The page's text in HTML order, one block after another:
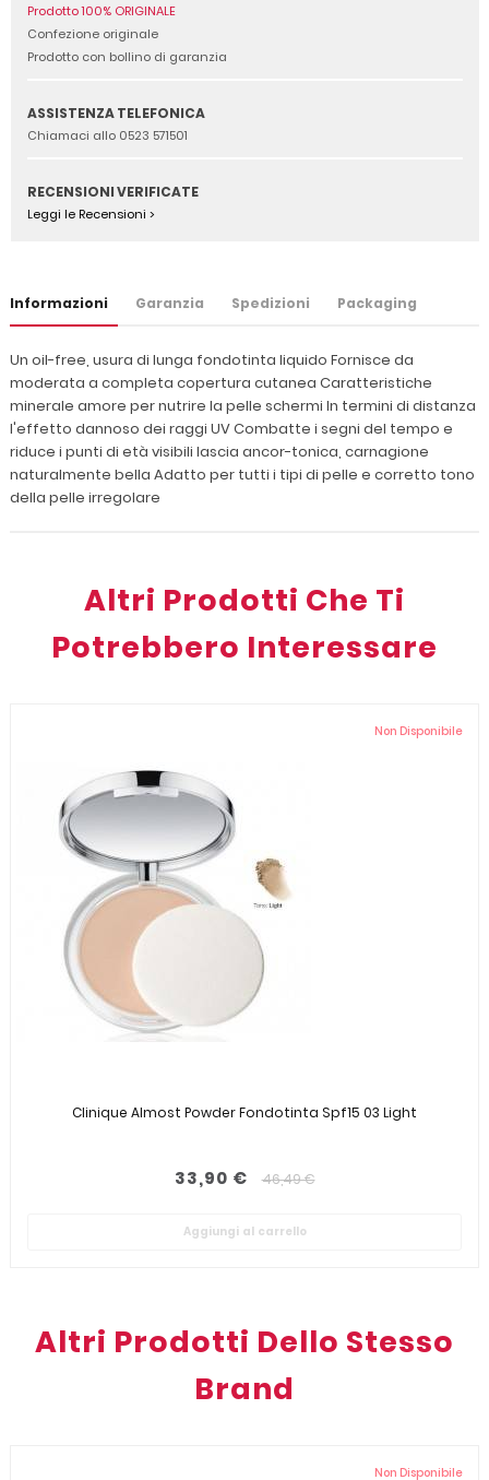
Prodotto 100% ORIGINALE
Confezione originale
Prodotto con bollino di garanzia
ASSISTENZA TELEFONICA
Chiamaci allo 0523 571501
RECENSIONI VERIFICATE
Leggi le Recensioni >
Informazioni Garanzia Spedizioni Packaging
Un oil-free, usura di lunga fondotinta liquido Fornisce da
moderata a completa copertura cutanea Caratteristiche
minerale amore per nutrire la pelle schermi In termini di distanza
l'effetto dannoso dei raggi UV Combatte i segni del tempo e
riduce i punti di età visibili lascia ancor-tonica, carnagione
naturalmente bella Adatto per tutti i tipi di pelle e corretto tono
della pelle irregolare
Altri Prodotti Che Ti
Potrebbero Interessare
Non Disponibile
Clinique Almost Powder Fondotinta Spf15 03 Light
33,90 € 46,49 €
Aggiungi al carrello
Altri Prodotti Dello Stesso
Brand
Non Disponibile